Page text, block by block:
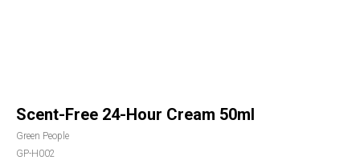
Scent-Free 24-Hour Cream 50ml
Green People
GP-H002